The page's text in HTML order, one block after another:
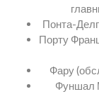
Понта-
Порту
Фару
Фуншал